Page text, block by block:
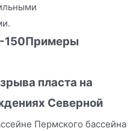
150Примеры
пласта на
Северной
Пермского бассейна